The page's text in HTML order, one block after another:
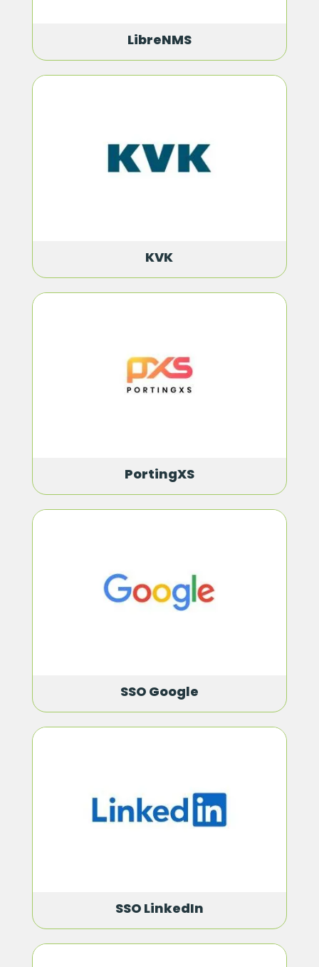
LibreNMS
KVK
PortingXS
SSO Google
SSO LinkedIn